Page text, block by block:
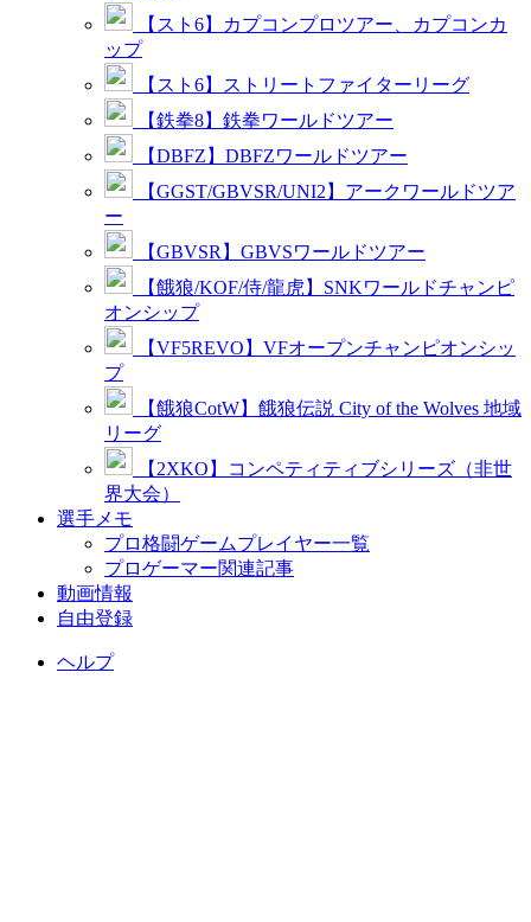
【スト6】カプコンプロツアー、カプコンカ
ップ
【スト6】ストリートファイターリーグ
【鉄拳8】鉄拳ワールドツアー
【DBFZ】DBFZワールドツアー
【GGST/GBVSR/UNI2】アークワールドツア
ー
【GBVSR】GBVSワールドツアー
【餓狼/KOF/侍/龍虎】SNKワールドチャンピ
オンシップ
【VF5REVO】VFオープンチャンピオンシッ
プ
【餓狼CotW】餓狼伝説 City of the Wolves 地域
リーグ
【2XKO】コンペティティブシリーズ（非世
界大会）
選手メモ
プロ格闘ゲームプレイヤー一覧
プロゲーマー関連記事
動画情報
自由登録
ヘルプ